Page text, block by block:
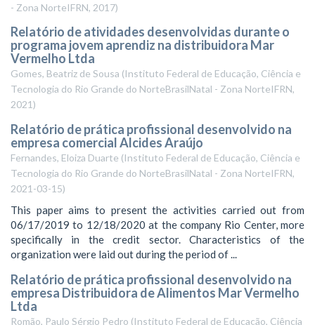
- Zona NorteIFRN, 2017)
Relatório de atividades desenvolvidas durante o
programa jovem aprendiz na distribuidora Mar
Vermelho Ltda
Gomes, Beatriz de Sousa (Instituto Federal de Educação, Ciência e
Tecnologia do Rio Grande do NorteBrasilNatal - Zona NorteIFRN,
2021)
Relatório de prática profissional desenvolvido na
empresa comercial Alcides Araújo
Fernandes, Eloiza Duarte (Instituto Federal de Educação, Ciência e
Tecnologia do Rio Grande do NorteBrasilNatal - Zona NorteIFRN,
2021-03-15)
This paper aims to present the activities carried out from
06/17/2019 to 12/18/2020 at the company Rio Center, more
specifically in the credit sector. Characteristics of the
organization were laid out during the period of ...
Relatório de prática profissional desenvolvido na
empresa Distribuidora de Alimentos Mar Vermelho
Ltda
Romão, Paulo Sérgio Pedro (Instituto Federal de Educação, Ciência